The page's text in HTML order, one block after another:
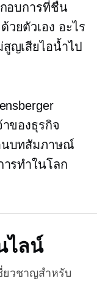
อบการที่ชื่น
ยตัวเอง อะไร
ญเสียไอน้ำไป
ของธุรกิจ
นบทสัมภาษณ์
รทำในโลก
ไลน์
ยวชาญสำหรับ